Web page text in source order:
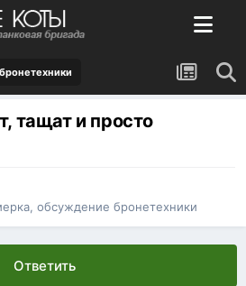
тащат и просто
обсуждение бронетехники
Ответить